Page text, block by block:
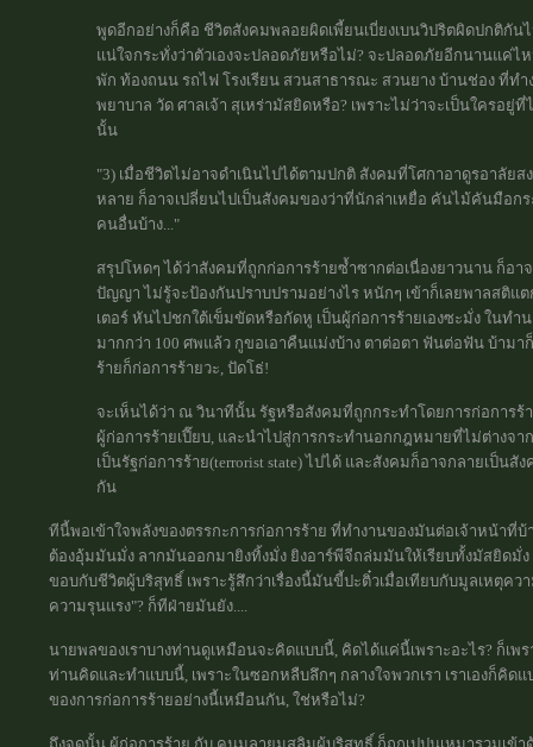
พูดอีกอย่างก็คือ ชีวิตสังคมพลอยผิดเพี้ยนเบี่ยงเบนวิปริตผิดปกติกัน
แน่ใจกระทั่งว่าตัวเองจะปลอดภัยหรือไม่? จะปลอดภัยอีกนานแค่ไ
พัก ท้องถนน รถไฟ โรงเรียน สวนสาธารณะ สวนยาง บ้านช่อง ที่ท
พยาบาล วัด ศาลเจ้า สุเหร่ามัสยิดหรือ? เพราะไม่ว่าจะเป็นใครอยู่
นั้น
"3) เมื่อชีวิตไม่อาจดำเนินไปได้ตามปกติ สังคมที่โศกาอาดูรอาลัย
หลาย ก็อาจเปลี่ยนไปเป็นสังคมของว่าที่นักล่าเหยื่อ คันไม้คันมือก
คนอื่นบ้าง..."
สรุปโหดๆ ได้ว่าสังคมที่ถูกก่อการร้ายซ้ำซากต่อเนื่องยาวนาน ก็อ
ปัญญา ไม่รู้จะป้องกันปราบปรามอย่างไร หนักๆ เข้าก็เลยพาลสติ
เตอร์ หันไปชกใต้เข็มขัดหรือกัดหู เป็นผู้ก่อการร้ายเองซะมั่ง ในท
มากกว่า 100 ศพแล้ว กูขอเอาคืนแม่งบ้าง ตาต่อตา ฟันต่อฟัน บ้ามา
ร้ายก็ก่อการร้ายวะ, ปัดโธ่!
จะเห็นได้ว่า ณ วินาทีนั้น รัฐหรือสังคมที่ถูกกระทำโดยการก่อการ
ผู้ก่อการร้ายเปี๊ยบ, และนำไปสู่การกระทำนอกกฎหมายที่ไม่ต่างจ
เป็นรัฐก่อการร้าย(terrorist state) ไปได้ และสังคมก็อาจกลายเป็น
กัน
ทีนี้พอเข้าใจพลังของตรรกะการก่อการร้าย ที่ทำงานของมันต่อเจ้าหน้าที่บ้
ต้องอุ้มมันมั่ง ลากมันออกมายิงทิ้งมั่ง ยิงอาร์พีจีถล่มมันให้เรียบทั้งมัสยิดมั่
ขอบกับชีวิตผู้บริสุทธิ์ เพราะรู้สึกว่าเรื่องนี้มันขี้ปะติ๋วเมื่อเทียบกับมูลเหตุค
ความรุนแรง"? ก็ทีฝ่ายมันยัง....
นายพลของเราบางท่านดูเหมือนจะคิดแบบนี้, คิดได้แค่นี้เพราะอะไร? ก็เพ
ท่านคิดและทำแบบนี้, เพราะในซอกหลืบลึกๆ กลางใจพวกเรา เราเองก็คิด
ของการก่อการร้ายอย่างนี้เหมือนกัน, ใช่หรือไม่?